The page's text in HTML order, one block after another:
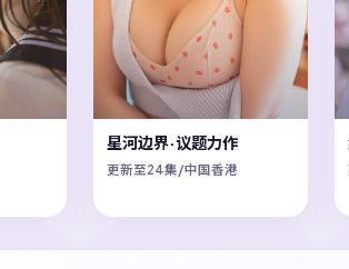
星河边界·议题力作
更新至24集/中国香港